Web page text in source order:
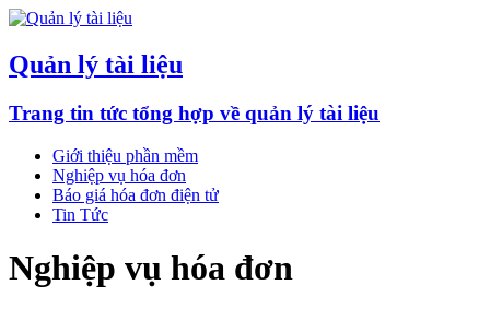
Quản lý tài liệu
Trang tin tức tổng hợp về quản lý tài liệu
Giới thiệu phần mềm
Nghiệp vụ hóa đơn
Báo giá hóa đơn điện tử
Tin Tức
Nghiệp vụ hóa đơn